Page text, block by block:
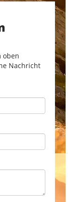
oben
Nachricht